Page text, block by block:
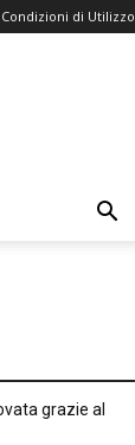
di Utilizzo
grazie al